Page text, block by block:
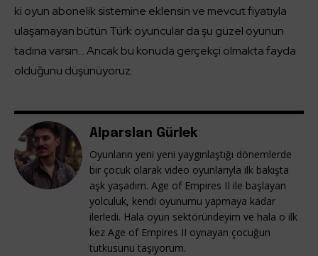
ki oyun abonelik sistemine eklensin ve mevcut fiyatıyla
ulaşamayan bütün Türk oyuncular da şu güzel oyunun
tadına varsın… Ancak bu konuda gerçekçi olmakta fayda
olduğunu düşünüyoruz.
Alparslan Gürlek
Oyunların yeni yeni yaygınlaştığı dönemlerde
bir çocuk olarak video oyunlarıyla ilk bakışta
aşk yaşadım. Age of Empires II ile başlayan
yolculuk, kendi oyunumu yapmaya kadar
ilerledi. Hala oyun sektöründeyim ve hala o ilk
kez Age of Empires II oynayan çocuğun
tutkusunu taşıyorum.